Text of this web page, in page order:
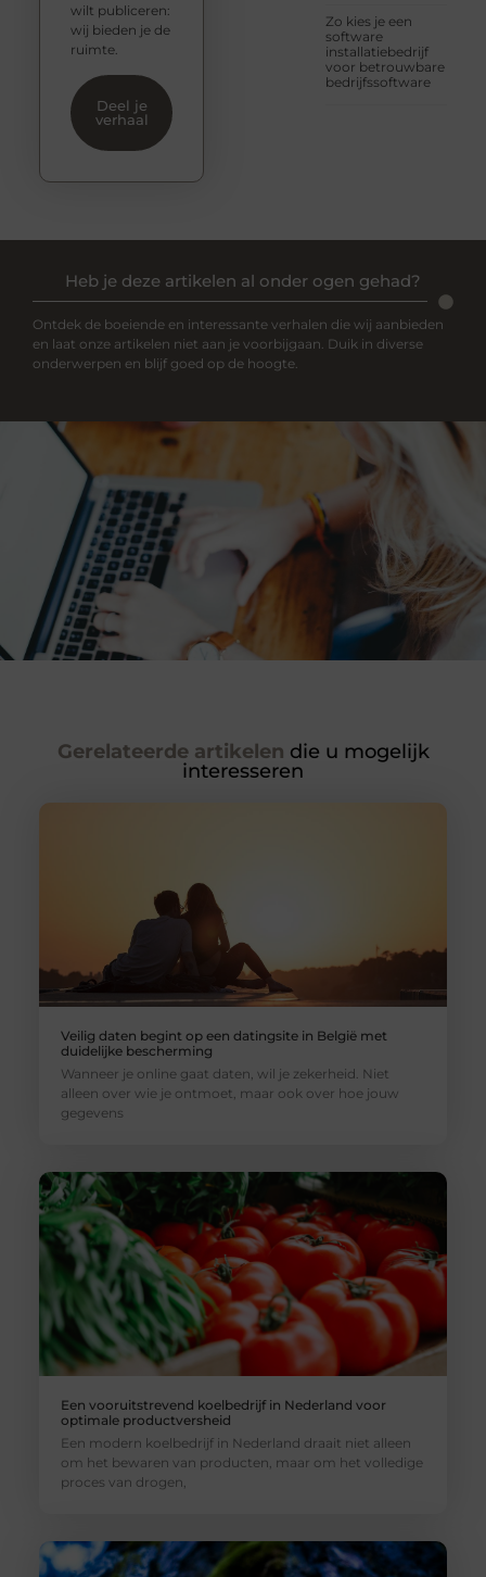
Zo kies je een
software
installatiebedrijf
voor betrouwbare
bedrijfssoftware
wilt publiceren:
wij bieden je de
ruimte.
Deel je
verhaal
Heb je deze artikelen al onder ogen gehad?
Ontdek de boeiende en interessante verhalen die wij aanbieden
en laat onze artikelen niet aan je voorbijgaan. Duik in diverse
onderwerpen en blijf goed op de hoogte.
Gerelateerde artikelen die u mogelijk
interesseren
Veilig daten begint op een datingsite in België met
duidelijke bescherming
Wanneer je online gaat daten, wil je zekerheid. Niet
alleen over wie je ontmoet, maar ook over hoe jouw
gegevens
Een vooruitstrevend koelbedrijf in Nederland voor
optimale productversheid
Een modern koelbedrijf in Nederland draait niet alleen
om het bewaren van producten, maar om het volledige
proces van drogen,